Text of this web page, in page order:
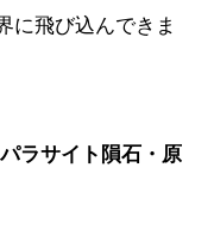
に飛び込んできま
ラサイト隕石・原